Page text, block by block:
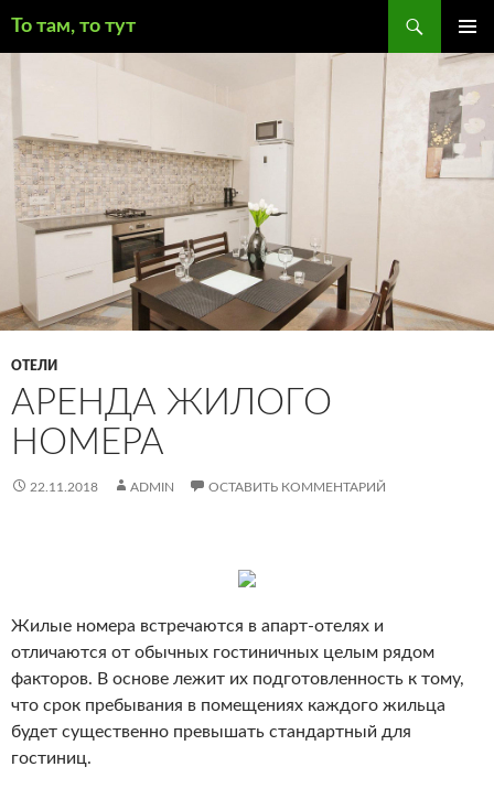
То там, то тут
ОТЕЛИ
АРЕНДА ЖИЛОГО
НОМЕРА
22.11.2018 ADMIN ОСТАВИТЬ КОММЕНТАРИЙ
Жилые номера встречаются в апарт-отелях и
отличаются от обычных гостиничных целым рядом
факторов. В основе лежит их подготовленность к тому,
что срок пребывания в помещениях каждого жильца
будет существенно превышать стандартный для
гостиниц.